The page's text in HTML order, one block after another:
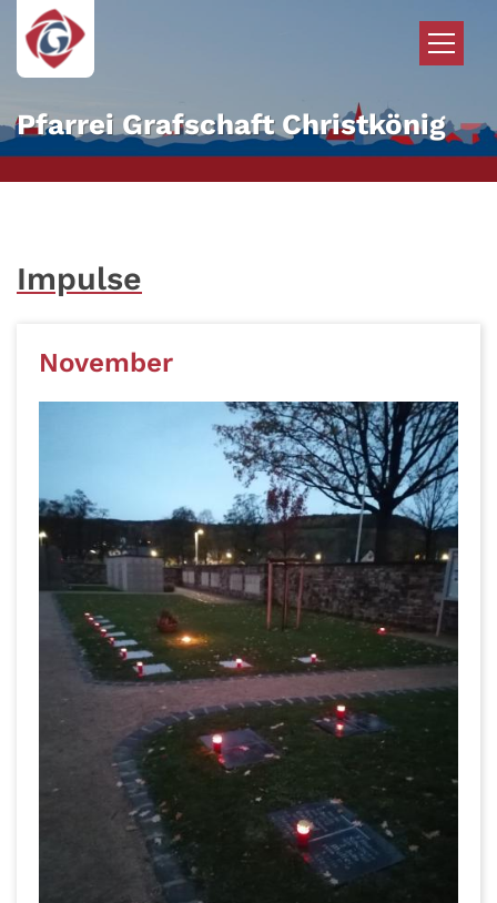
Zum Inhalt springen
Pfarrei Grafschaft Christkönig
Impulse
November